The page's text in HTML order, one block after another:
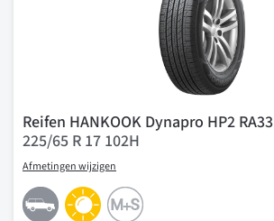
Reifen HANKOOK Dynapro HP2 RA33
225/65 R 17 102H
Afmetingen wijzigen